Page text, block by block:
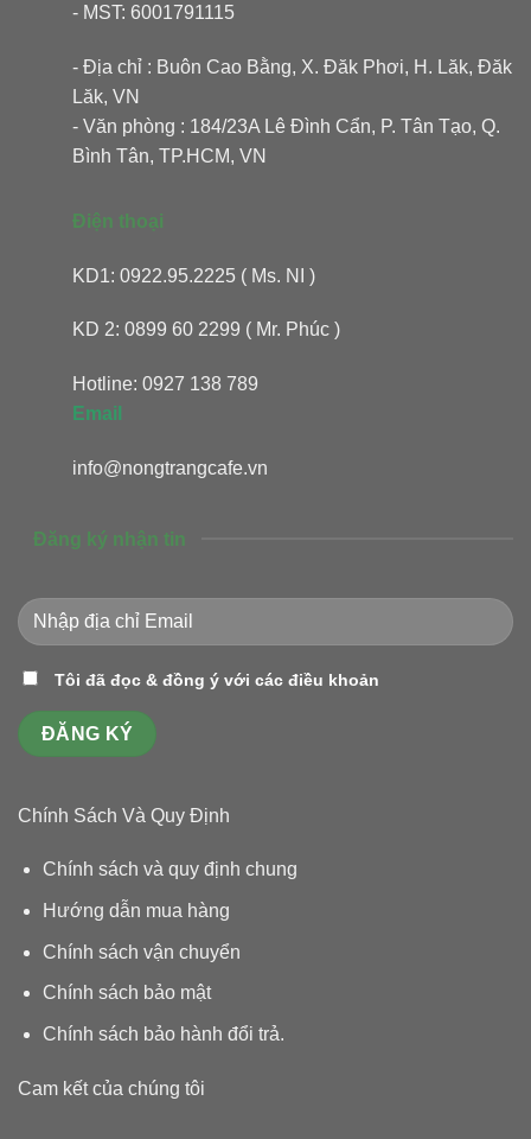
- MST: 6001791115
- Địa chỉ : Buôn Cao Bằng, X. Đăk Phơi, H. Lăk, Đăk
Lăk, VN
- Văn phòng : 184/23A Lê Đình Cẩn, P. Tân Tạo, Q.
Bình Tân, TP.HCM, VN
Điện thoại
KD1: 0922.95.2225 ( Ms. NI )
KD 2: 0899 60 2299 ( Mr. Phúc )
Hotline: 0927 138 789
Email
info@nongtrangcafe.vn
Đăng ký nhận tin
Tôi đã đọc & đồng ý với các điều khoản
Chính Sách Và Quy Định
Chính sách và quy định chung
Hướng dẫn mua hàng
Chính sách vận chuyển
Chính sách bảo mật
Chính sách bảo hành đổi trả.
Cam kết của chúng tôi